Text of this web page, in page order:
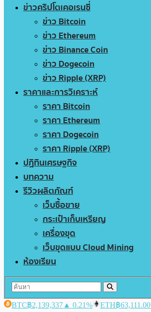
ข่าวคริปโตเคอเรนซี่
ข่าว Bitcoin
ข่าว Ethereum
ข่าว Binance Coin
ข่าว Dogecoin
ข่าว Ripple (XRP)
ราคาและการวิเคราะห์
ราคา Bitcoin
ราคา Ethereum
ราคา Dogecoin
ราคา Ripple (XRP)
ปฏิทินเศรษฐกิจ
บทความ
รีวิวผลิตภัณฑ์
เว็บซื้อขาย
กระเป๋าเก็บเหรียญ
เครื่องขุด
เว็บขุดแบบ Cloud Mining
ห้องเรียน
BTC฿2,139,337 ▲ 0.21% ETH฿63,111.00